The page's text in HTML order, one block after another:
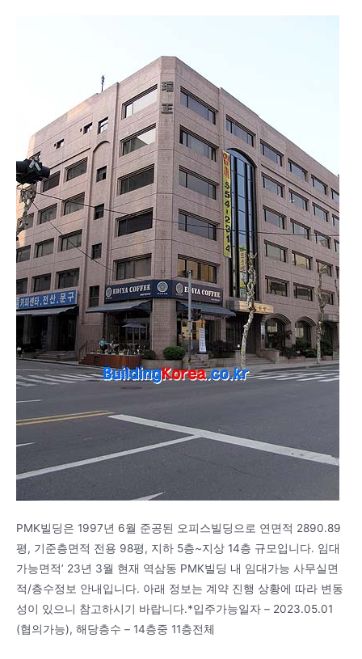
PMK빌딩은 1997년 6월 준공된 오피스빌딩으로 연면적 2890.89
평, 기준층면적 전용 98평, 지하 5층~지상 14층 규모입니다. 임대
가능면적’ 23년 3월 현재 역삼동 PMK빌딩 내 임대가능 사무실면
적/층수정보 안내입니다. 아래 정보는 계약 진행 상황에 따라 변동
성이 있으니 참고하시기 바랍니다.*입주가능일자 – 2023.05.01
(협의가능), 해당층수 – 14층중 11층전체